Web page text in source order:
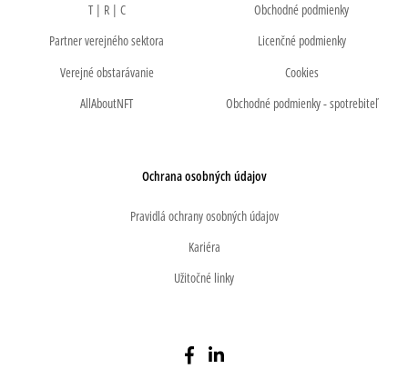
T | R | C
Partner verejného sektora
Verejné obstarávanie
AllAboutNFT
Obchodné podmienky
Licenčné podmienky
Cookies
Obchodné podmienky - spotrebiteľ
Ochrana osobných údajov
Pravidlá ochrany osobných údajov
Kariéra
Užitočné linky